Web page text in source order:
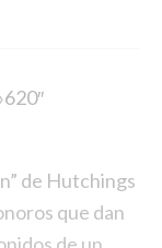
de Hutchings
que dan